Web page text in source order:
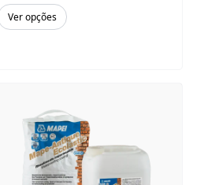
Ver opções